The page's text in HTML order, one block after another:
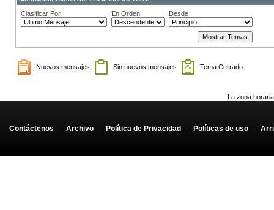
Clasificar Por
En Orden Desde
Nuevos mensajes Sin nuevos mensajes Tema Cerrado
La zona
Contáctenos - Archivo - Política de Privacidad - Políticas de uso -